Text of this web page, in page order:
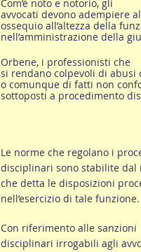
Com’è noto e notorio, gli
avvocati devono adempiere
ossequio all’altezza della
nell’amministrazione della
Orbene, i professionisti che
si rendano colpevoli di abusi
o comunque di fatti non
sottoposti a procedimento
Le norme che regolano i
disciplinari sono stabilite dal
che detta le disposizioni
nell’esercizio di tale funzione.
Con riferimento alle sanzioni
disciplinari irrogabili agli